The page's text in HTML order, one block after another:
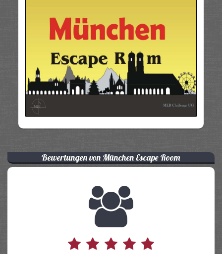
Bewertungen von München Escape Room